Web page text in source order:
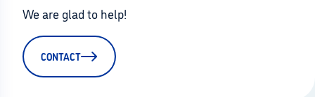
We are glad to help!
CONTACT